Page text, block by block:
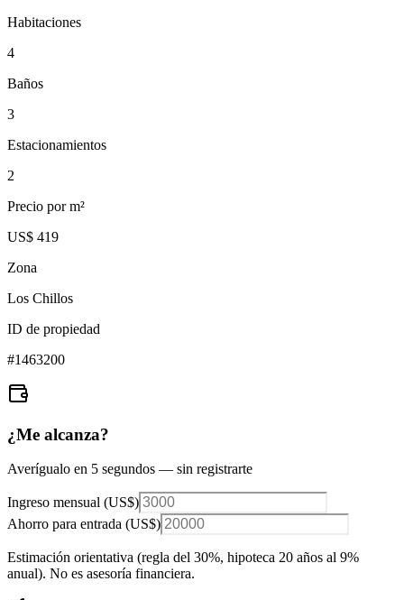
Habitaciones
4
Baños
3
Estacionamientos
2
Precio por m²
US$ 419
Zona
Los Chillos
ID de propiedad
#1463200
¿Me alcanza?
Averígualo en 5 segundos — sin registrarte
Ingreso mensual (US$)
Ahorro para entrada (US$)
Estimación orientativa (regla del 30%, hipoteca 20 años al 9%
anual). No es asesoría financiera.